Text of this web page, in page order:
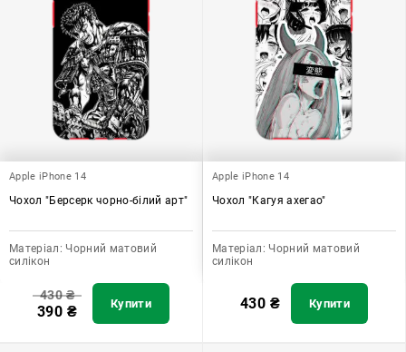
Apple iPhone 14
Чохол "Берсерк чорно-білий арт"
Матеріал: Чорний матовий
силікон
430₴
390 ₴ Купити
Apple iPhone 14
Чохол "Кагуя ахегао"
Матеріал: Чорний матовий
силікон
430 ₴ Купити